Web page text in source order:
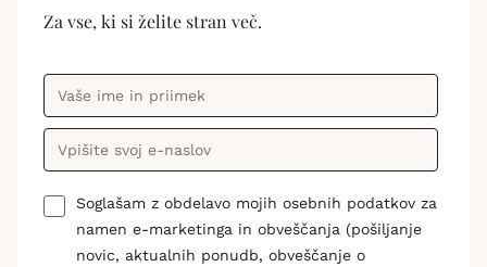
Za vse, ki si želite stran več.
Soglašam z obdelavo mojih osebnih podatkov za
namen e-marketinga in obveščanja (pošiljanje
novic, aktualnih ponudb, obveščanje o